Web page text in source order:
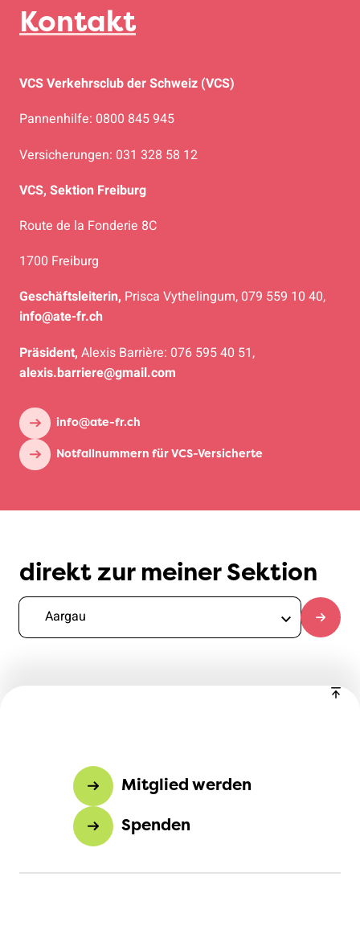
Kontakt
VCS Verkehrsclub der Schweiz (VCS)
Pannenhilfe: 0800 845 945
Versicherungen: 031 328 58 12
VCS, Sektion Freiburg
Route de la Fonderie 8C
1700 Freiburg
Geschäftsleiterin, Prisca Vythelingum, 079 559 10 40,
info@ate-fr.ch
Präsident, Alexis Barrière: 076 595 40 51,
alexis.barriere@gmail.com
info@ate-fr.ch
Notfallnummern für VCS-Versicherte
direkt zur meiner Sektion
Mitglied werden
Spenden